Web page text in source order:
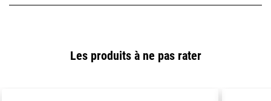
Les produits à ne pas rater